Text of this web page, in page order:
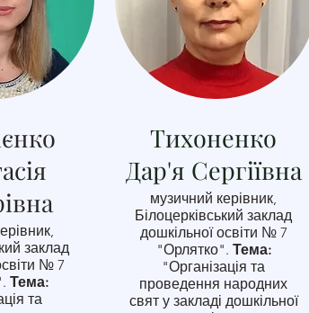
заклад
№ 7
Тема:
та
Тихоненко
Дар'я Сергіївна
музичний керівник,
Білоцерківський заклад
дошкільної освіти № 7
"Орлятко". Тема:
"Організація та
проведення народних
свят у закладі дошкільної